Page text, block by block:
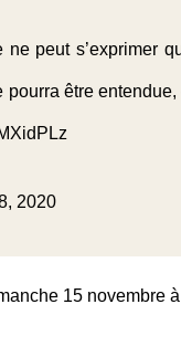
peut s’exprimer
être
2020
15 novembre